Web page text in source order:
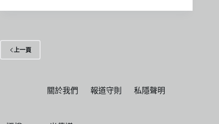
上一頁
關於我們 報道守則 私隱聲明